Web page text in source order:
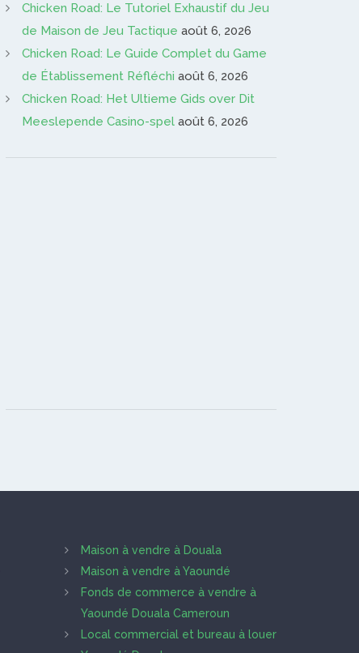
Chicken Road: Le Tutoriel Exhaustif du Jeu
de Maison de Jeu Tactique août 6, 2026
Chicken Road: Le Guide Complet du Game
de Établissement Réfléchi août 6, 2026
Chicken Road: Het Ultieme Gids over Dit
Meeslepende Casino-spel août 6, 2026
Maison à vendre à Douala
Maison à vendre à Yaoundé
Fonds de commerce à vendre à
Yaoundé Douala Cameroun
Local commercial et bureau à louer